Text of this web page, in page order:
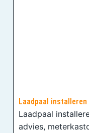
Laadpaal
Laadpaal
advies,